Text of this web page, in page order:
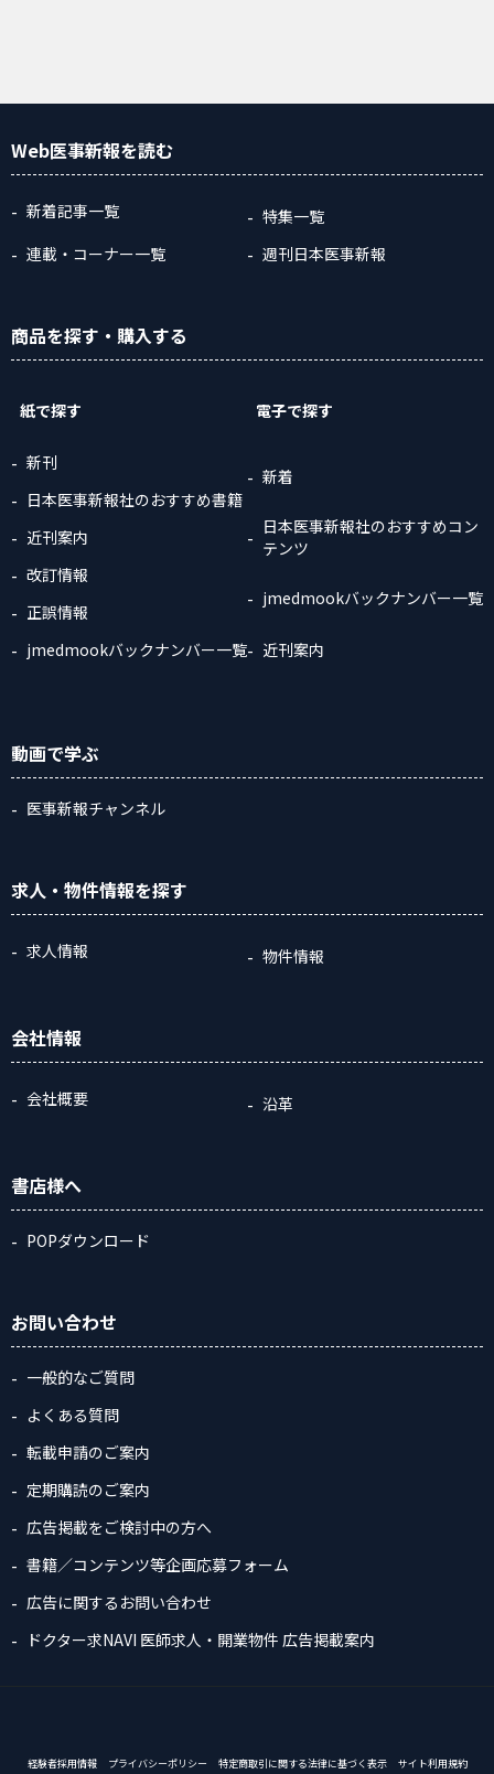
Web医事新報を読む
新着記事一覧
特集一覧
連載・コーナー一覧
週刊日本医事新報
商品を探す ・購入する
紙で探す
新刊
日本医事新報社のおすすめ書籍
近刊案内
改訂情報
正誤情報
jmedmookバックナンバー一覧
電子で探す
新着
日本医事新報社のおすすめコン
テンツ
jmedmookバックナンバー一覧
近刊案内
動画で学ぶ
医事新報チャンネル
求人・物件情報を探す
求人情報 物件情報
会社情報
会社概要 沿革
書店様へ
POPダウンロード
お問い合わせ
一般的なご質問
よくある質問
転載申請のご案内
定期購読のご案内
広告掲載をご検討中の方へ
書籍／コンテンツ等企画応募フォーム
広告に関するお問い合わせ
ドクター求NAVI 医師求人・開業物件 広告掲載案内
経験者採用情報 プライバシーポリシー 特定商取引に関する法律に基づく表示 サイト利用規約